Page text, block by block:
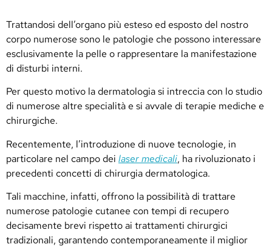
Trattandosi dell’organo più esteso ed esposto del nostro
corpo numerose sono le patologie che possono interessare
esclusivamente la pelle o rappresentare la manifestazione
di disturbi interni.
Per questo motivo la dermatologia si intreccia con lo studio
di numerose altre specialità e si avvale di terapie mediche e
chirurgiche.
Recentemente, l’introduzione di nuove tecnologie, in
particolare nel campo dei laser medicali, ha rivoluzionato i
precedenti concetti di chirurgia dermatologica.
Tali macchine, infatti, offrono la possibilità di trattare
numerose patologie cutanee con tempi di recupero
decisamente brevi rispetto ai trattamenti chirurgici
tradizionali, garantendo contemporaneamente il miglior